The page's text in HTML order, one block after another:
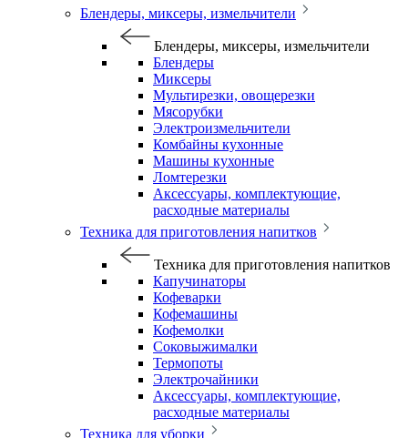
Блендеры, миксеры, измельчители
Блендеры, миксеры, измельчители
Блендеры
Миксеры
Мультирезки, овощерезки
Мясорубки
Электроизмельчители
Комбайны кухонные
Машины кухонные
Ломтерезки
Аксессуары, комплектующие,
расходные материалы
Техника для приготовления напитков
Техника для приготовления напитков
Капучинаторы
Кофеварки
Кофемашины
Кофемолки
Соковыжималки
Термопоты
Электрочайники
Аксессуары, комплектующие,
расходные материалы
Техника для уборки